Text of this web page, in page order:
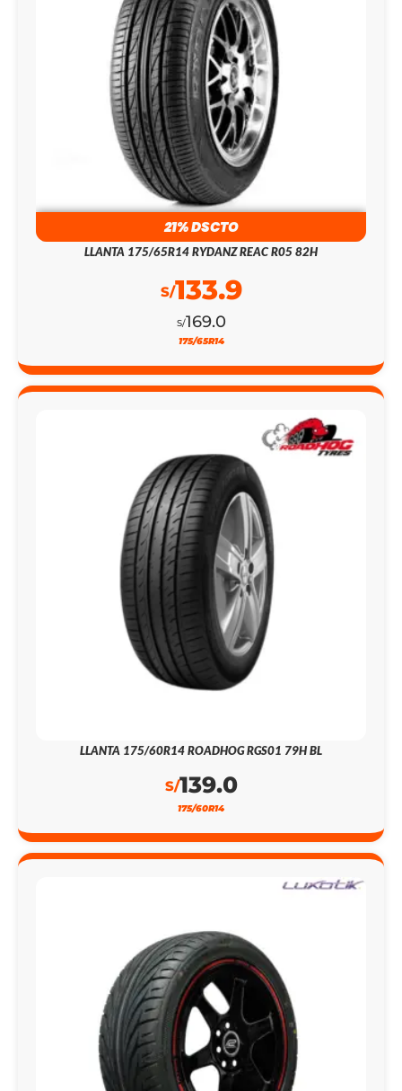
21% DSCTO
LLANTA 175/65R14 RYDANZ REAC R05 82H
S/169.0
S/133.9
175/65R14
LLANTA 175/60R14 ROADHOG RGS01 79H BL
S/139.0
175/60R14